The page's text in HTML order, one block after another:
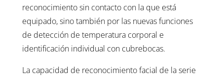
reconocimiento sin contacto con la que está
equipado, sino también por las nuevas funciones
de detección de temperatura corporal e
identificación individual con cubrebocas.
La capacidad de reconocimiento facial de la serie